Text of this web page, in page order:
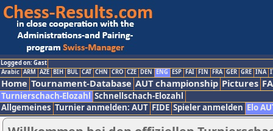
Logged on: Gast
Arabic ARM AZE BIH BUL CAT CHN CRO CZE DEN ENG ESP FAI FIN FRA GER GRE INA
Home Tournament-Database AUT championship Pictures
Turnierschach-Elozahl Schnellschach-Elozahl
Allgemeines Turnier anmelden: AUT FIDE Spieler anmelden Elo